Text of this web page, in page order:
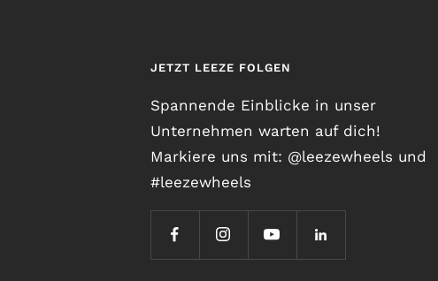
JETZT LEEZE FOLGEN
Spannende Einblicke in unser
Unternehmen warten auf dich!
Markiere uns mit: @leezewheels und
#leezewheels